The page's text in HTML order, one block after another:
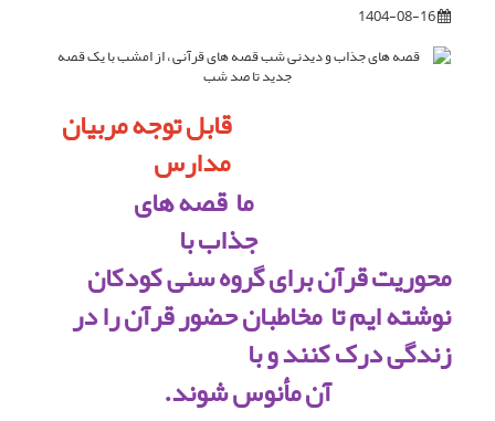
قابل توجه مربیان
مدارس
ما قصه های
جذاب با
محوریت قرآن برای گروه سنی کودکان
نوشته ایم تا مخاطبان حضور قرآن را در
زندگی درک کنند و با
آن مأنوس شوند.